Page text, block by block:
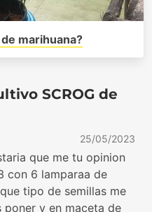
marihuana?
SCROG de
25/05/2023
que me tu opinion
con 6 lamparaa de
tipo de semillas me
poner y en maceta de